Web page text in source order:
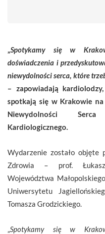
Spotykamy się w
doświadczenia i
niewydolności serca, które
– zapowiadają
spotkają się w Krakowie na
Niewydolności
Kardiologicznego.
Wydarzenie zostało objęte
Zdrowia – prof.
Województwa
Uniwersytetu
Tomasza Grodzickiego.
Spotykamy się w